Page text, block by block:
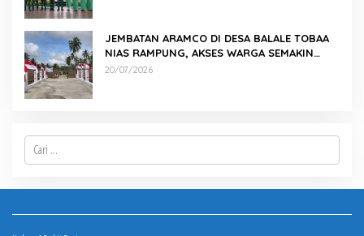
JEMBATAN ARAMCO DI DESA BALALE TOBAA
NIAS RAMPUNG, AKSES WARGA SEMAKIN
MUDAH
20/07/2026
Cari
untuk: